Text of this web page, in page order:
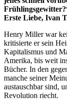
Erste Liebe, Ivan
Henry Miller war
kritisierte er sein
Kapitalismus und
Amerika, bis weit
Bücher. In den
manche seiner
austauschbar sind,
Revolution riecht.